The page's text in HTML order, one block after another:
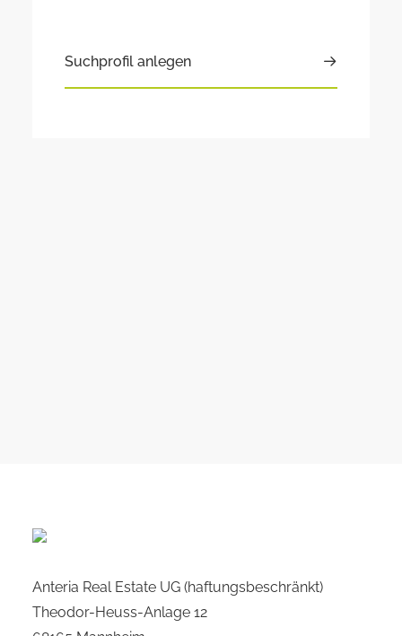
Suchprofil anlegen
Anteria Real Estate UG (haftungsbeschränkt)
Theodor-Heuss-Anlage 12